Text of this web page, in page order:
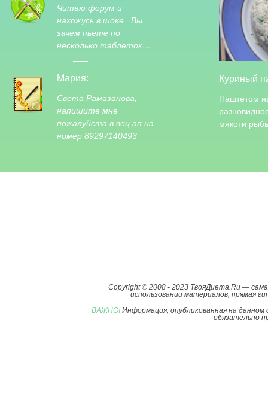
Читаю форум и
нахожусь в шоке.. Вы
зачем пьете по
несколько таблеток…
Мария:
Света Рамазанова,
напишите мне
пожалуйста в воц ап на
номер 89297140493
Куриный
Паштетом
мякоти
Copyright © 2008 - 2023 ТвояДиета.Ru —
использовании материалов, прямая
ВАЖНО! Информация, опубликованная на
обязательно